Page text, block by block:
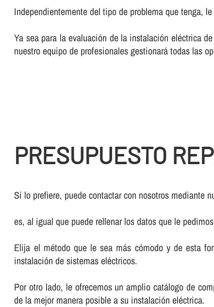
Independientemente del tipo de problema que tenga,
Ya sea para la evaluación de la instalación eléctrica
nuestro equipo de profesionales gestionará todas las
PRESUPUESTO
Si lo prefiere, puede contactar con nosotros mediante
es, al igual que puede rellenar los datos que le
Elija el método que le sea más cómodo y de esta
instalación de sistemas eléctricos.
Por otro lado, le ofrecemos un amplio catálogo de
de la mejor manera posible a su instalación eléctrica.